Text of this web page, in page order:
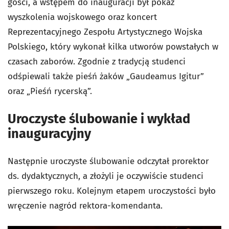
gości, a wstępem do inauguracji był pokaz
wyszkolenia wojskowego oraz koncert
Reprezentacyjnego Zespołu Artystycznego Wojska
Polskiego, który wykonał kilka utworów powstałych w
czasach zaborów. Zgodnie z tradycją studenci
odśpiewali także pieśń żaków „Gaudeamus Igitur”
oraz „Pieśń rycerską”.
Uroczyste ślubowanie i wykład
inauguracyjny
Następnie uroczyste ślubowanie odczytał prorektor
ds. dydaktycznych, a złożyli je oczywiście studenci
pierwszego roku. Kolejnym etapem uroczystości było
wręczenie nagród rektora-komendanta.